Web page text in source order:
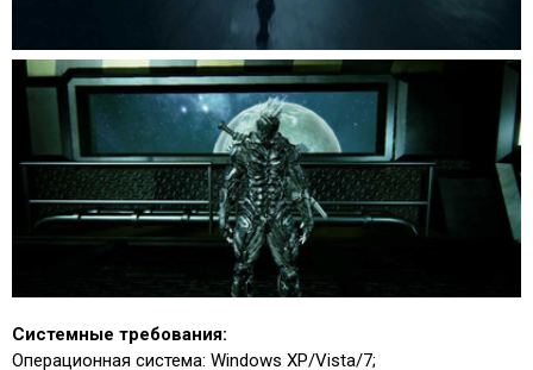
Системные требования:
Операционная система: Windows XP/Vista/7;